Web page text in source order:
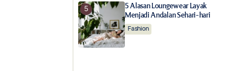
5 Alasan Loungewear Layak
Menjadi Andalan Sehari-hari
Fashion